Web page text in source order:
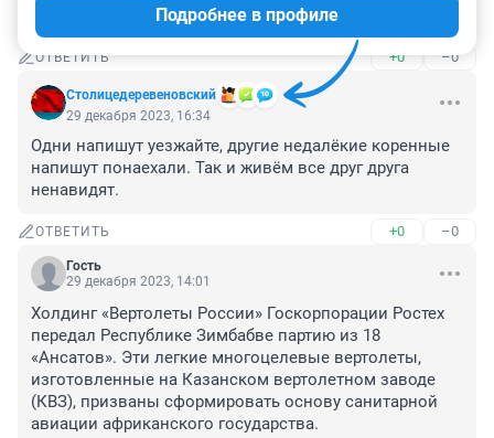
ОТВЕТИТЬ +0 –0
Столицедеревеновский
Подробнее в профиле
29 декабря 2023, 16:34
Одни напишут уезжайте, другие недалёкие коренные
напишут понаехали. Так и живём все друг друга
ненавидят.
ОТВЕТИТЬ +0 –0
Гость
29 декабря 2023, 14:01
Холдинг «Вертолеты России» Госкорпорации Ростех
передал Республике Зимбабве партию из 18
«Ансатов». Эти легкие многоцелевые вертолеты,
изготовленные на Казанском вертолетном заводе
(КВЗ), призваны сформировать основу санитарной
авиации африканского государства.